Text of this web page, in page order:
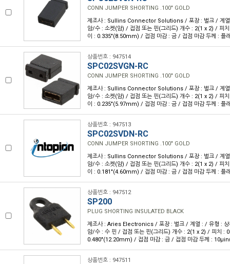
CONN JUMPER SHORTING .100" GOLD
제조사 : Sullins Connector Solutions / 포장 : 벌크 / 계열
암/수 : 소켓(암) / 접점 또는 핀(그리드) 개수 : 2(1 x 2) / 피
이 : 0.335"(8.50mm) / 접점 마감 : 금 / 접점 마감 두께 : 플
상품번호 : 947514
SPC02SVGN-RC
CONN JUMPER SHORTING .100" GOLD
제조사 : Sullins Connector Solutions / 포장 : 벌크 / 계열
암/수 : 소켓(암) / 접점 또는 핀(그리드) 개수 : 2(1 x 2) / 피
이 : 0.235"(5.97mm) / 접점 마감 : 금 / 접점 마감 두께 : 플
상품번호 : 947513
SPC02SVDN-RC
CONN JUMPER SHORTING .100" GOLD
제조사 : Sullins Connector Solutions / 포장 : 벌크 / 계열
암/수 : 소켓(암) / 접점 또는 핀(그리드) 개수 : 2(1 x 2) / 피
이 : 0.181"(4.60mm) / 접점 마감 : 금 / 접점 마감 두께 : 플
상품번호 : 947512
SP200
PLUG SHORTING INSULATED BLACK
제조사 : Aries Electronics / 포장 : 벌크 / 계열 : / 유형 :
암/수 : 수 핀 / 접점 또는 핀(그리드) 개수 : 2(1 x 2) / 피치
0.480"(12.20mm) / 접점 마감 : 금 / 접점 마감 두께 :
상품번호 : 947511